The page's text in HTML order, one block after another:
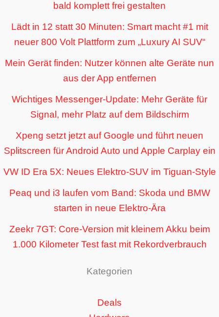
bald komplett frei gestalten
Lädt in 12 statt 30 Minuten: Smart macht #1 mit
neuer 800 Volt Plattform zum „Luxury AI SUV“
Mein Gerät finden: Nutzer können alte Geräte nun
aus der App entfernen
Wichtiges Messenger-Update: Mehr Geräte für
Signal, mehr Platz auf dem Bildschirm
Xpeng setzt jetzt auf Google und führt neuen
Splitscreen für Android Auto und Apple Carplay ein
VW ID Era 5X: Neues Elektro-SUV im Tiguan-Style
Peaq und i3 laufen vom Band: Skoda und BMW
starten in neue Elektro-Ära
Zeekr 7GT: Core-Version mit kleinem Akku beim
1.000 Kilometer Test fast mit Rekordverbrauch
Kategorien
Deals